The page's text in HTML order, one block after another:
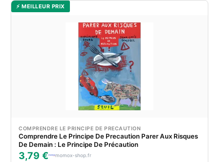
⚡ MEILLEUR PRIX
COMPRENDRE LE PRINCIPE DE PRECAUTION
Comprendre Le Principe De Precaution Parer Aux Risques
De Demain : Le Principe De Précaution
3,79 € momox-shop.fr